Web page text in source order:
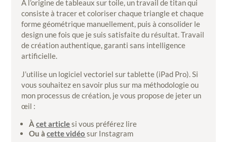
À l’origine de tableaux sur toile, un travail de titan qui
consiste à tracer et coloriser chaque triangle et chaque
forme géométrique manuellement, puis à consolider le
design une fois que je suis satisfaite du résultat. Travail
de création authentique, garanti sans intelligence
artificielle.
J’utilise un logiciel vectoriel sur tablette (iPad Pro). Si
vous souhaitez en savoir plus sur ma méthodologie ou
mon processus de création, je vous propose de jeter un
œil :
Àcet articlesi vous préférez lire
Ou à cette vidéo sur Instagram